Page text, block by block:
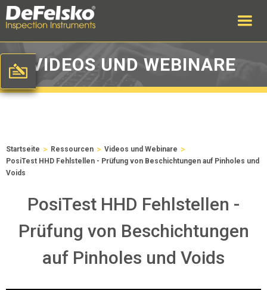
VIDEOS UND WEBINARE
Startseite > Ressourcen > Videos und Webinare >
PosiTest HHD Fehlstellen - Prüfung von Beschichtungen auf Pinholes und
Voids
PosiTest HHD Fehlstellen -
Prüfung von Beschichtungen
auf Pinholes und Voids